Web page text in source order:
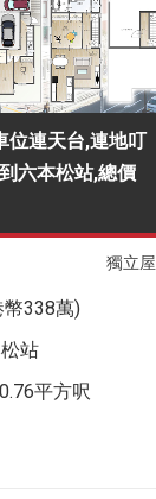
位連天台,連地叮
六本松站,總價
獨立屋
幣338萬)
站
平方呎